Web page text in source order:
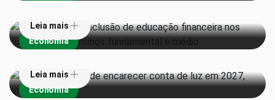
Economia
Leia mais
Economia
Super El Niño pode encarecer conta de luz em 2027,
aponta estudo
Leia mais